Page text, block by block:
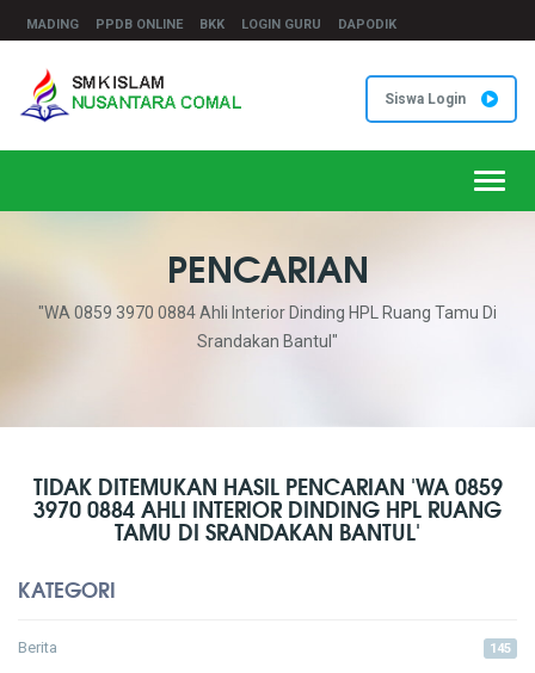
MADING PPDB ONLINE BKK LOGIN GURU DAPODIK
Siswa Login
PENCARIAN
"WA 0859 3970 0884 Ahli Interior Dinding HPL Ruang Tamu Di
Srandakan Bantul"
TIDAK DITEMUKAN HASIL PENCARIAN 'WA 0859
3970 0884 AHLI INTERIOR DINDING HPL RUANG
TAMU DI SRANDAKAN BANTUL'
KATEGORI
Berita 145